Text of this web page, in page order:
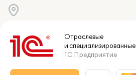
Отраслевые
и специализированные
1С:Предприятие